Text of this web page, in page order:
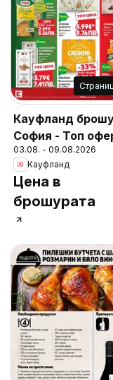
Кауфланд
София - Топ
03.08. - 09.08.2026
Кауфланд
Цена в
брошурата